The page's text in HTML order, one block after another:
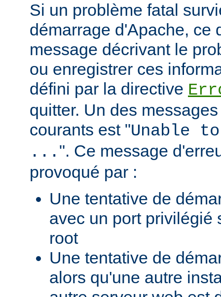
Si un problème fatal
démarrage d'Apache, ce
message décrivant le
ou enregistrer ces
défini par la directive
quitter. Un des
courants est "Unable
... ". Ce message
provoqué par :
Une tentative de
avec un port privilégié
root
Une tentative de
alors qu'une autre